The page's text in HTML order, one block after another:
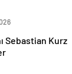
Sebastian Kurz